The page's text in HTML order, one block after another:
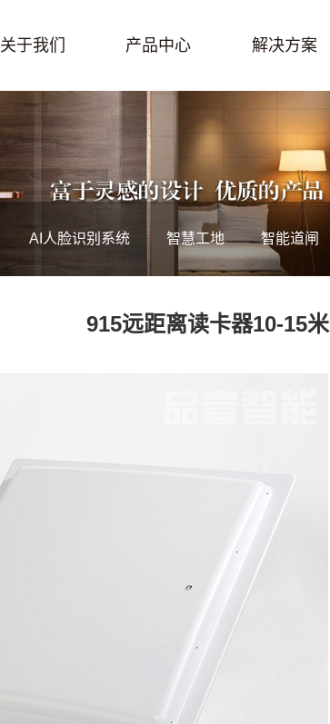
关于我们 产品中心 解决方案
AI人脸识别系统 智慧工地 智能道闸
915远距离读卡器10-15米